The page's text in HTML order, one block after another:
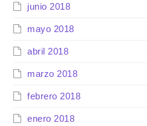
junio 2018
mayo 2018
abril 2018
marzo 2018
febrero 2018
enero 2018